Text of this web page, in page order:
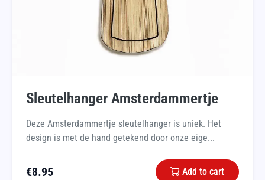
Sleutelhanger Amsterdammertje
Deze Amsterdammertje sleutelhanger is uniek. Het
design is met de hand getekend door onze eige...
€8.95 Add to cart